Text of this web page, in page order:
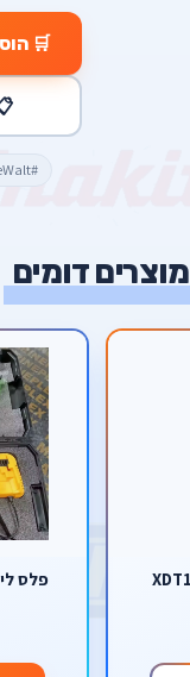
🛒
#DeWalt
מוצרים דומים